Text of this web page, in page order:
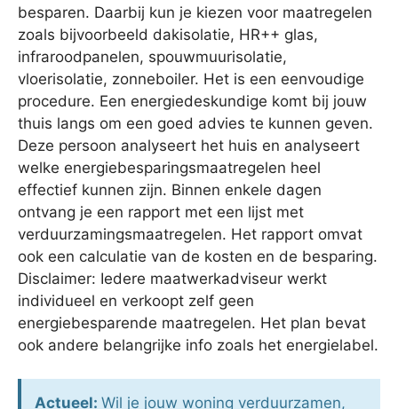
besparen. Daarbij kun je kiezen voor maatregelen
zoals bijvoorbeeld dakisolatie, HR++ glas,
infraroodpanelen, spouwmuurisolatie,
vloerisolatie, zonneboiler. Het is een eenvoudige
procedure. Een energiedeskundige komt bij jouw
thuis langs om een goed advies te kunnen geven.
Deze persoon analyseert het huis en analyseert
welke energiebesparingsmaatregelen heel
effectief kunnen zijn. Binnen enkele dagen
ontvang je een rapport met een lijst met
verduurzamingsmaatregelen. Het rapport omvat
ook een calculatie van de kosten en de besparing.
Disclaimer: Iedere maatwerkadviseur werkt
individueel en verkoopt zelf geen
energiebesparende maatregelen. Het plan bevat
ook andere belangrijke info zoals het energielabel.
Actueel: Wil je jouw woning verduurzamen,